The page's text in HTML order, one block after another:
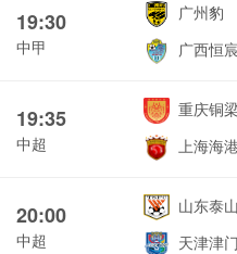
19:30
中甲
广州豹
广西恒
19:35
中超
重庆铜
上海海港
20:00
中超
山东泰山
天津津